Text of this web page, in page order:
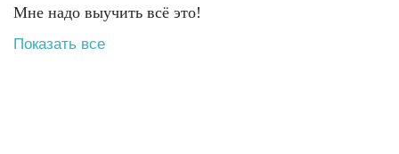
Мне надо выучить всё это!
Показать все